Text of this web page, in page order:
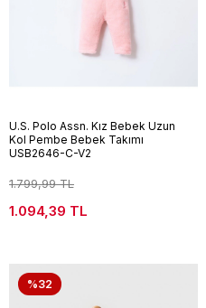
U.S. Polo Assn. Kız Bebek Uzun
Kol Pembe Bebek Takımı
USB2646-C-V2
1.799,99 TL
1.094,39 TL
%32